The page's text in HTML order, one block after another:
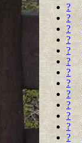
?
?
?
?
?
?
?
?
?
?
?
?
?